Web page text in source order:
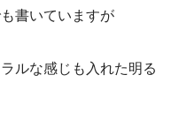
書いていますが
ルな感じも入れた明る